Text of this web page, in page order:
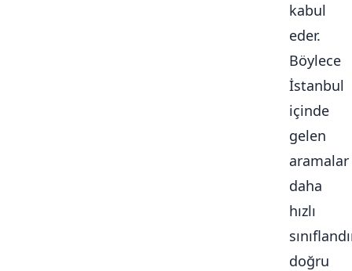
kabul
eder.
Böylece
İstanbul
içinde
gelen
aramalar
daha
hızlı
doğru